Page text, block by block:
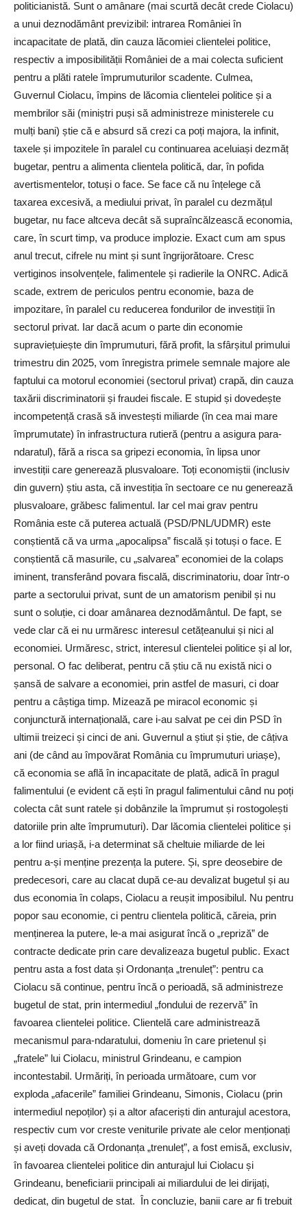
politicianistă. Sunt o amânare (mai scurtă decât crede Ciolacu)
a unui deznodământ previzibil: intrarea României în
incapacitate de plată, din cauza lăcomiei clientelei politice,
respectiv a imposibilității României de a mai colecta suficient
pentru a plăti ratele împrumuturilor scadente. Culmea,
Guvernul Ciolacu, împins de lăcomia clientelei politice și a
membrilor săi (miniștri puși să administreze ministerele cu
mulți bani) știe că e absurd să crezi ca poți majora, la infinit,
taxele și impozitele în paralel cu continuarea aceluiași dezmăț
bugetar, pentru a alimenta clientela politică, dar, în pofida
avertismentelor, totuși o face. Se face că nu înțelege că
taxarea excesivă, a mediului privat, în paralel cu dezmățul
bugetar, nu face altceva decât să supraîncălzească economia,
care, în scurt timp, va produce implozie. Exact cum am spus
anul trecut, cifrele nu mint și sunt îngrijorătoare. Cresc
vertiginos insolvențele, falimentele și radierile la ONRC. Adică
scade, extrem de periculos pentru economie, baza de
impozitare, în paralel cu reducerea fondurilor de investiții în
sectorul privat. Iar dacă acum o parte din economie
supraviețuiește din împrumuturi, fără profit, la sfârșitul primului
trimestru din 2025, vom înregistra primele semnale majore ale
faptului ca motorul economiei (sectorul privat) crapă, din cauza
taxării discriminatorii și fraudei fiscale. E stupid și dovedește
incompetență crasă să investești miliarde (în cea mai mare
împrumutate) în infrastructura rutieră (pentru a asigura para-
ndaratul), fără a risca sa gripezi economia, în lipsa unor
investiții care generează plusvaloare. Toți economiștii (inclusiv
din guvern) știu asta, că investiția în sectoare ce nu generează
plusvaloare, grăbesc falimentul. Iar cel mai grav pentru
România este că puterea actuală (PSD/PNL/UDMR) este
conștientă că va urma „apocalipsa” fiscală și totuși o face. E
conștientă că masurile, cu „salvarea” economiei de la colaps
iminent, transferând povara fiscală, discriminatoriu, doar într-o
parte a sectorului privat, sunt de un amatorism penibil și nu
sunt o soluție, ci doar amânarea deznodământul. De fapt, se
vede clar că ei nu urmăresc interesul cetățeanului și nici al
economiei. Urmăresc, strict, interesul clientelei politice și al lor,
personal. O fac deliberat, pentru că știu că nu există nici o
șansă de salvare a economiei, prin astfel de masuri, ci doar
pentru a câștiga timp. Mizează pe miracol economic și
conjunctură internațională, care i-au salvat pe cei din PSD în
ultimii treizeci și cinci de ani. Guvernul a știut și știe, de câțiva
ani (de când au împovărat România cu împrumuturi uriașe),
că economia se află în incapacitate de plată, adică în pragul
falimentului (e evident că ești în pragul falimentului când nu poți
colecta cât sunt ratele și dobânzile la împrumut și rostogolești
datoriile prin alte împrumuturi). Dar lăcomia clientelei politice și
a lor fiind uriașă, i-a determinat să cheltuie miliarde de lei
pentru a-și menține prezența la putere. Și, spre deosebire de
predecesori, care au clacat după ce-au devalizat bugetul și au
dus economia în colaps, Ciolacu a reușit imposibilul. Nu pentru
popor sau economie, ci pentru clientela politică, căreia, prin
menținerea la putere, le-a mai asigurat încă o „repriză” de
contracte dedicate prin care devalizeaza bugetul public. Exact
pentru asta a fost data și Ordonanța „trenuleț”: pentru ca
Ciolacu să continue, pentru încă o perioadă, să administreze
bugetul de stat, prin intermediul „fondului de rezervă” în
favoarea clientelei politice. Clientelă care administrează
mecanismul para-ndaratului, domeniu în care prietenul și
„fratele” lui Ciolacu, ministrul Grindeanu, e campion
incontestabil. Urmăriți, în perioada următoare, cum vor
exploda „afacerile” familiei Grindeanu, Simonis, Ciolacu (prin
intermediul nepoților) și a altor afaceriști din anturajul acestora,
respectiv cum vor creste veniturile private ale celor menționați
și aveți dovada că Ordonanța „trenuleț”, a fost emisă, exclusiv,
în favoarea clientelei politice din anturajul lui Ciolacu și
Grindeanu, beneficiarii principali ai miliardului de lei dirijați,
dedicat, din bugetul de stat. În concluzie, banii care ar fi trebuit